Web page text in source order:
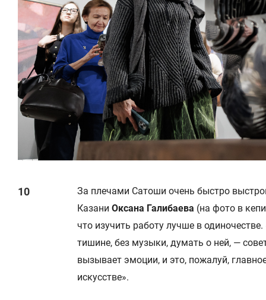
За плечами Сатоши очень быстро
Казани Оксана Галибаева (на фото в
что изучить работу лучше в
тишине, без музыки, думать о ней, —
вызывает эмоции, и это, пожалуй,
искусстве».